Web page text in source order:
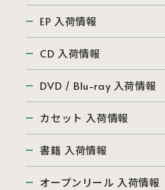
EP 入荷情報
CD 入荷情報
DVD / Blu-ray 入荷情報
カセット 入荷情報
書籍 入荷情報
オープンリール 入荷情報